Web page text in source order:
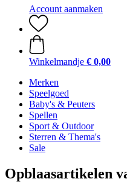
Account aanmaken
Winkelmandje € 0,00
Merken
Speelgoed
Baby's & Peuters
Spellen
Sport & Outdoor
Sterren & Thema's
Sale
Opblaasartikelen